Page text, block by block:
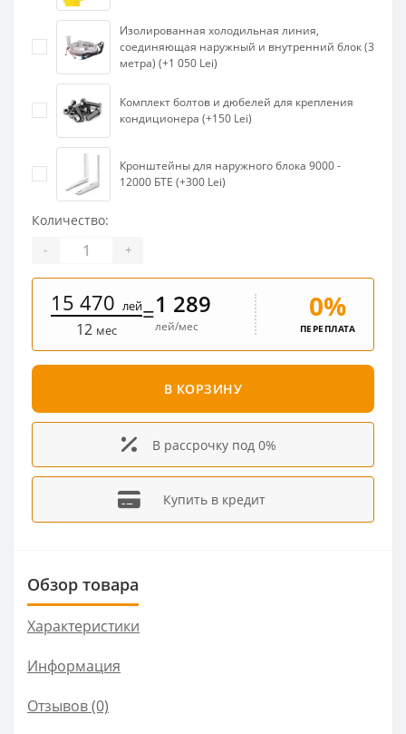
Изолированная холодильная линия,
соединяющая наружный и внутренний блок (3
метра) (+1 050 Lei)
Комплект болтов и дюбелей для крепления
кондиционера (+150 Lei)
Кронштейны для наружного блока 9000 -
12000 БТЕ (+300 Lei)
Количество:
- +
15 470 лей
12 мес
=1 289
лей/мес
0%
ПЕРЕПЛАТА
В КОРЗИНУ
В рассрочку под 0%
Купить в кредит
Обзор товара
Характеристики
Информация
Отзывов (0)